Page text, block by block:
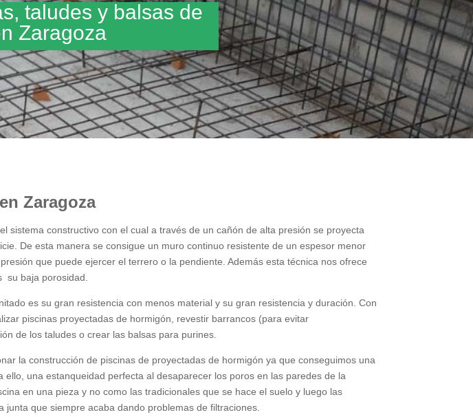
taludes y balsas de
Zaragoza
Zaragoza
sistema constructivo con el cual a través de un cañón de alta presión se proyecta
De esta manera se consigue un muro continuo resistente de un espesor menor
que puede ejercer el terrero o la pendiente. Además esta técnica nos ofrece
su baja porosidad.
es su gran resistencia con menos material y su gran resistencia y duración. Con
piscinas proyectadas de hormigón, revestir barrancos (para evitar
de los taludes o crear las balsas para purines.
la construcción de piscinas de proyectadas de hormigón ya que conseguimos una
ello, una estanqueidad perfecta al desaparecer los poros en las paredes de la
en una pieza y no como las tradicionales que se hace el suelo y luego las
que siempre acaba dando problemas de filtraciones.